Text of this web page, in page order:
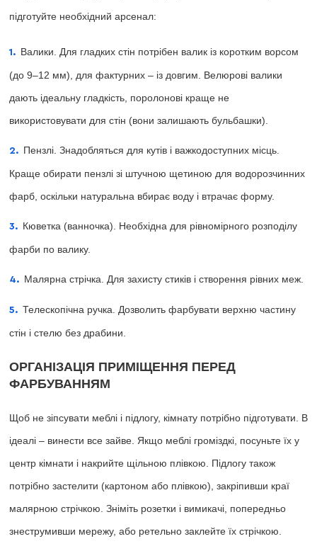
підготуйте необхідний арсенал:
Валики. Для гладких стін потрібен валик із коротким ворсом
(до 9–12 мм), для фактурних – із довгим. Велюрові валики
дають ідеальну гладкість, поролонові краще не
використовувати для стін (вони залишають бульбашки).
Пензлі. Знадобляться для кутів і важкодоступних місць.
Краще обирати пензлі зі штучною щетиною для водорозчинних
фарб, оскільки натуральна вбирає воду і втрачає форму.
Кюветка (ванночка). Необхідна для рівномірного розподілу
фарби по валику.
Малярна стрічка. Для захисту стиків і створення рівних меж.
Телескопічна ручка. Дозволить фарбувати верхню частину
стін і стелю без драбини.
ОРГАНІЗАЦІЯ ПРИМІЩЕННЯ ПЕРЕД
ФАРБУВАННЯМ
Щоб не зіпсувати меблі і підлогу, кімнату потрібно підготувати. В
ідеалі – винести все зайве. Якщо меблі громіздкі, посуньте їх у
центр кімнати і накрийте щільною плівкою. Підлогу також
потрібно застелити (картоном або плівкою), закріпивши краї
малярною стрічкою. Зніміть розетки і вимикачі, попередньо
знеструмивши мережу, або ретельно заклейте їх стрічкою.